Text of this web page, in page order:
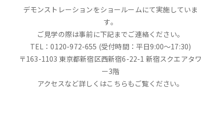
デモンストレーションをショールームにて実施していま
す。
ご見学の際は事前に下記までご連絡ください。
TEL：0120-972-655 (受付時間：平日9:00～17:30)
〒163-1103 東京都新宿区西新宿6-22-1 新宿スクエアタワ
ー3階
アクセスなど詳しくはこちらもご覧ください。